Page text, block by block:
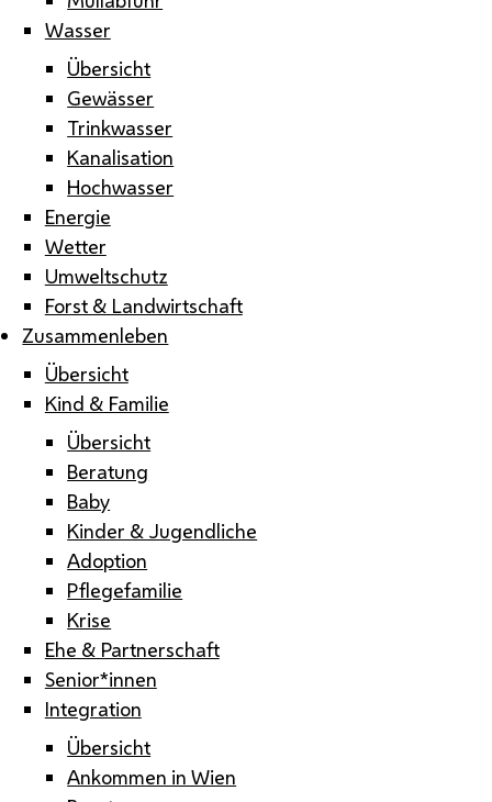
Wasser
Übersicht
Gewässer
Trinkwasser
Kanalisation
Hochwasser
Energie
Wetter
Umweltschutz
Forst & Landwirtschaft
Zusammenleben
Übersicht
Kind & Familie
Übersicht
Beratung
Baby
Kinder & Jugendliche
Adoption
Pflegefamilie
Krise
Ehe & Partnerschaft
Senior*innen
Integration
Übersicht
Ankommen in Wien